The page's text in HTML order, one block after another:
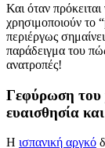
Και όταν
χρησιμοποιούν το
περιέργως
παράδειγμα του
ανατροπές!
Γεφύρωση του
ευαισθησία
Η ισπανική αργκό